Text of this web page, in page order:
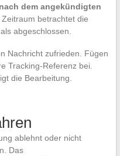
dem angekündigten
betrachtet die
abgeschlossen.
Nachricht zufrieden. Fügen
Tracking-Referenz bei.
die Bearbeitung.
ablehnt oder nicht
Das